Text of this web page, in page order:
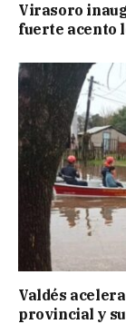
Virasoro
fuerte acento
Valdés
provincial y